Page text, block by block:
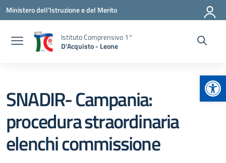
Vai ai contenuti
Vai al menu di navigazione
Vai al footer
Ministero dell'Istruzione e del Merito
Istituto Comprensivo 1°
D'Acquisto - Leone
SNADIR- Campania:
procedura straordinaria
elenchi commissione